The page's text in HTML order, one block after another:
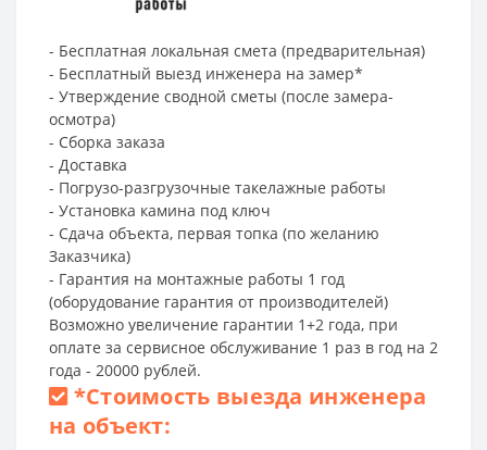
- Бесплатная локальная смета (предварительная)
- Бесплатный выезд инженера на замер*
- Утверждение сводной сметы (после замера-
осмотра)
- Сборка заказа
- Доставка
- Погрузо-разгрузочные такелажные работы
- Установка камина под ключ
- Сдача объекта, первая топка (по желанию
Заказчика)
- Гарантия на монтажные работы 1 год
(оборудование гарантия от производителей)
Возможно увеличение гарантии 1+2 года, при
оплате за сервисное обслуживание 1 раз в год на 2
года - 20000 рублей.
*Стоимость выезда инженера
на объект: